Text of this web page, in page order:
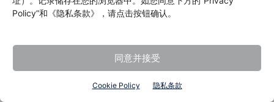
Policy”和《隐私条款》，请点击按钮确认。
同意并接受
Cookie Policy 隐私条款